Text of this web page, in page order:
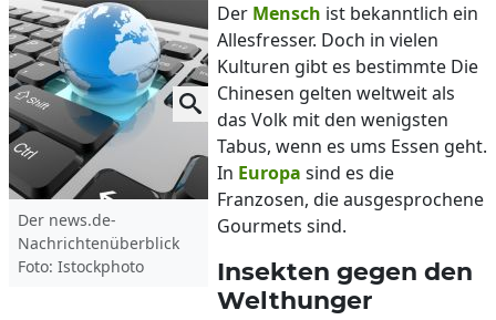
Der news.de-
Nachrichtenüberblick
Foto: Istockphoto
Der Mensch ist bekanntlich ein
Allesfresser. Doch in vielen
Kulturen gibt es bestimmte Die
Chinesen gelten weltweit als
das Volk mit den wenigsten
Tabus, wenn es ums Essen geht.
In Europa sind es die
Franzosen, die ausgesprochene
Gourmets sind.
Insekten gegen den
Welthunger